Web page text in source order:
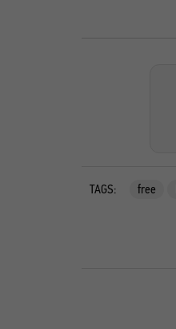
TAGS: free